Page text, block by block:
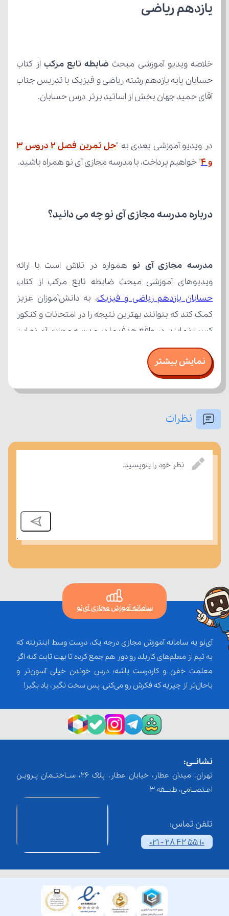
یازدهم ریاضی
خلاصه ویدیو آموزشی مبحث ضابطه تابع مرکب
آقای حمید جهان بخش از اساتید برتر درس حسابان.
در ویدیو آموزشی بعدی به "
و 4 " خواهیم پرداخت، با مدرسه مجازی آی نو همراه باشید.
درباره مدرسه مجازی آی نو چه می‌ دانید؟
مدرسه مجازی آی نو
ویدیوهای آموزشی مبحث ضابطه تابع مرکب از کتاب
حسابان یازدهم ریاضی و فیزیک
درسی بسنجند.
نمایش بیشتر
نظرات
نظر خود را بنویسید.
سامانه آموزش مجازی آی‌نو
آی‌نو یه سامانه آموزش مجازی درجه یک، درست وسط اینترنته که
یه تیم از معلم‌‌های کاربلد رو دور هم جمع کرده تا بهت ثابت کنه اگر
معلمت خفن و کاردرست باشه؛ درس خوندن خیلی آسون‌تر و
باحال‌تر از چیزیه که فکرش رو می‌کنی. پس سخت نگیر، یاد بگیر!
نشانــی:
تهران، میدان عطار، خیابان عطار، پلاک 26، ســاختــمان پـرویـن
اعـتصــامی، طبـــقه 3
تلفن تماس:
021 - 28 42 55 10